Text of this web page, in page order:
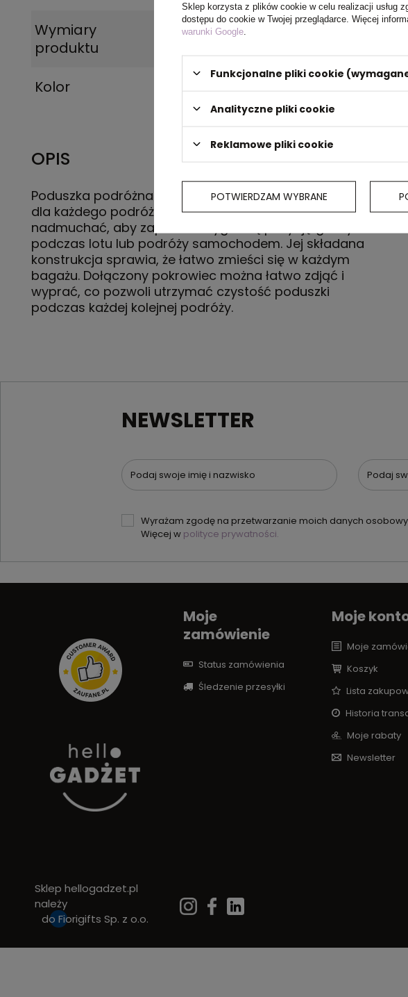
Wymiary
produktu
670 x 170 x 5 mm
Kolor
OPIS
Poduszka podróżna TEVOLVE to doskonały towarzysz
dla każdego podróżnika. Prosta w użyciu - wystarczy ją
nadmuchać, aby zapewnić wygodną pozycję głowy
podczas lotu lub podróży samochodem. Jej składana
konstrukcja sprawia, że łatwo zmieści się w każdym
bagażu. Dołączony pokrowiec można łatwo zdjąć i
wyprać, co pozwoli utrzymać czystość poduszki
podczas każdej kolejnej podróży.
NEWSLETTER
Podaj swoje imię i nazwisko Podaj
Wyrażam zgodę na przetwarzanie moich danych
Więcej w polityce prywatności.
Sklep hellogadzet.pl
należy
do Fiorigifts Sp. z o.o.
Moje
zamówienie
Status zamówienia
Śledzenie przesyłki
Moje
Moje
Koszyk
Lista
Historia
Moje rabaty
Newsletter
Sklep korzysta z plików cookie w celu realizacji usług
dostępu do cookie w Twojej przeglądarce. Więcej
warunki Google
Funkcjonalne pliki cookie
Analityczne pliki cookie
Reklamowe pliki cookie
POTWIERDZAM WYBRANE